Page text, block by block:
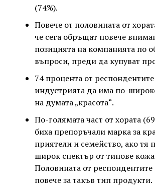
(74%).
Повече от половината от
че сега обръщат повече
позицията на компанията по
въпроси, преди да купуват
74 процента от респондентите
индустрията да има по-
на думата „красота“.
По-голямата част от хората
биха препоръчали марка за
приятели и семейство, ако тя
широк спектър от типове кожа
Половината от респондентите
повече за такъв тип продукти.